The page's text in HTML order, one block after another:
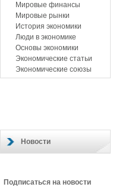
Мировые финансы
Мировые рынки
История экономики
Люди в экономике
Основы экономики
Экономические статьи
Экономические союзы
Новости
Подписаться на новости